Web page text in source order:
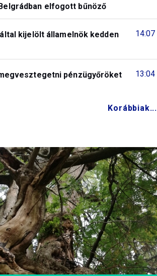
elfogott bűnöző
14:07
kijelölt államelnök kedden
13:04
pénzügyőröket
Korábbiak...